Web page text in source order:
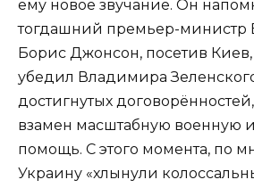
ему новое звучание. Он
тогдашний премьер-министр
Борис Джонсон, посетив
убедил Владимира Зеленского
достигнутых
взамен масштабную военную
помощь. С этого момента, по
Украину «хлынули